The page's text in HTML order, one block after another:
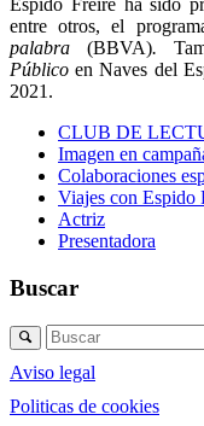
Espido Freire ha sido
entre otros, el
palabra(BBVA).
Público en Naves del
2021.
CLUB DE
Imagen en
Colaboraciones
Viajes con Espido
Actriz
Presentadora
Buscar
Aviso legal
Politicas de cookies